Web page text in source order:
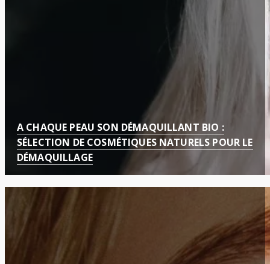
A CHAQUE PEAU SON DÉMAQUILLANT BIO :
SÉLECTION DE COSMÉTIQUES NATURELS POUR LE
DÉMAQUILLAGE